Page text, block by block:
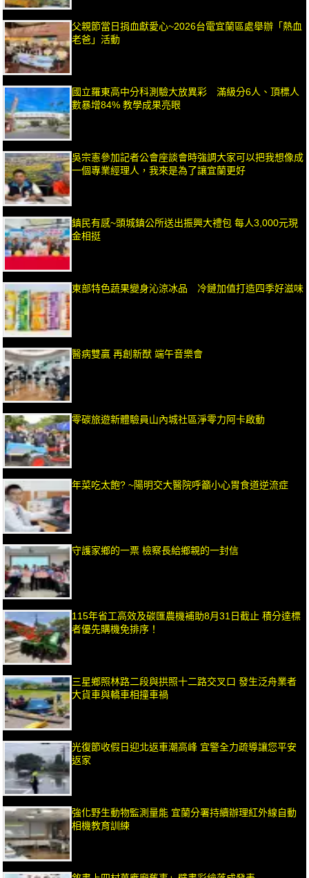
父親節當日捐血獻愛心~2026台電宜蘭區處舉辦「熱血
老爸」活動
國立羅東高中分科測驗大放異彩 滿級分6人、頂標人
數暴增84% 教學成果亮眼
吳宗憲參加記者公會座談會時強調大家可以把我想像成
一個專業經理人，我來是為了讓宜蘭更好
鎮民有感~頭城鎮公所送出振興大禮包 每人3,000元現
金相挺
東部特色蔬果變身沁涼冰品 冷鏈加值打造四季好滋味
醫病雙贏 再創新猷 端午音樂會
零碳旅遊新體驗員山內城社區淨零力阿卡啟動
年菜吃太飽? ~陽明交大醫院呼籲小心胃食道逆流症
守護家鄉的一票 檢察長給鄉親的一封信
115年省工高效及碳匯農機補助8月31日截止 積分達標
者優先購機免排序！
三星鄉照林路二段與拱照十二路交叉口 發生泛舟業者
大貨車與轎車相撞車禍
光復節收假日迎北返車潮高峰 宜警全力疏導讓您平安
返家
強化野生動物監測量能 宜蘭分署持續辦理紅外線自動
相機教育訓練